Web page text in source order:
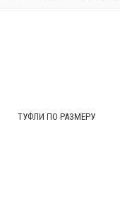
ТУФЛИ ПО РАЗМЕРУ